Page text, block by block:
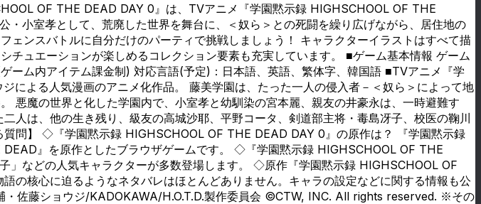
OF THE DEAD DAY 0』は、TVアニメ『学園黙示録 HIGHSCHOOL OF THE
小室孝として、荒廃した世界を舞台に、＜奴ら＞との死闘を繰り広げながら、居住地の
ンスバトルに自分だけのパーティで挑戦しましょう！ キャラクターイラストはすべて描
ュエーションが楽しめるコレクション要素も充実しています。 ■ゲーム基本情報 ゲーム
ム内アイテム課金制) 対応言語(予定)：日本語、英語、繁体字、韓国語 ■TVアニメ『学
よる人気漫画のアニメ化作品。 藤美学園は、たった一人の侵入者－＜奴ら＞によって地
悪魔の世界と化した学園内で、小室孝と幼馴染の宮本麗、親友の井豪永は、一時避難す
人は、他の生き残り、級友の高城沙耶、平野コータ、剣道部主将・毒島冴子、校医の鞠川
問】 ◇『学園黙示録 HIGHSCHOOL OF THE DEAD DAY 0』の原作は？ 『学園黙示録
』を原作としたブラウザゲームです。 ◇『学園黙示録 HIGHSCHOOL OF THE
」などの人気キャラクターが多数登場します。 ◇原作『学園黙示録 HIGHSCHOOL OF
の核心に迫るようなネタバレはほとんどありません。キャラの設定などに関する情報も公
佐藤ショウジ/KADOKAWA/H.O.T.D.製作委員会 ©CTW, INC. All rights reserved. ※その